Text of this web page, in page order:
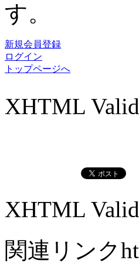
す。
新規会員登録
ログイン
トップページへ
XHTML
XHTML
関連リンク